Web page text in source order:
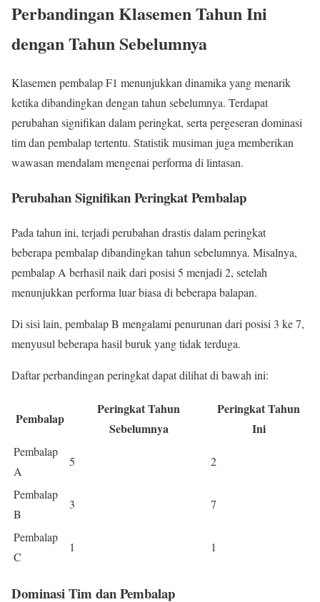
Perbandingan Klasemen Tahun Ini
dengan Tahun Sebelumnya
Klasemen pembalap F1 menunjukkan dinamika yang menarik
ketika dibandingkan dengan tahun sebelumnya. Terdapat
perubahan signifikan dalam peringkat, serta pergeseran dominasi
tim dan pembalap tertentu. Statistik musiman juga memberikan
wawasan mendalam mengenai performa di lintasan.
Perubahan Signifikan Peringkat Pembalap
Pada tahun ini, terjadi perubahan drastis dalam peringkat
beberapa pembalap dibandingkan tahun sebelumnya. Misalnya,
pembalap A berhasil naik dari posisi 5 menjadi 2, setelah
menunjukkan performa luar biasa di beberapa balapan.
Di sisi lain, pembalap B mengalami penurunan dari posisi 3 ke 7,
menyusul beberapa hasil buruk yang tidak terduga.
Daftar perbandingan peringkat dapat dilihat di bawah ini:
Pembalap
Peringkat Tahun
Sebelumnya
Peringkat Tahun
Ini
Pembalap
A
5 2
Pembalap
B
3 7
Pembalap
C
1 1
Dominasi Tim dan Pembalap